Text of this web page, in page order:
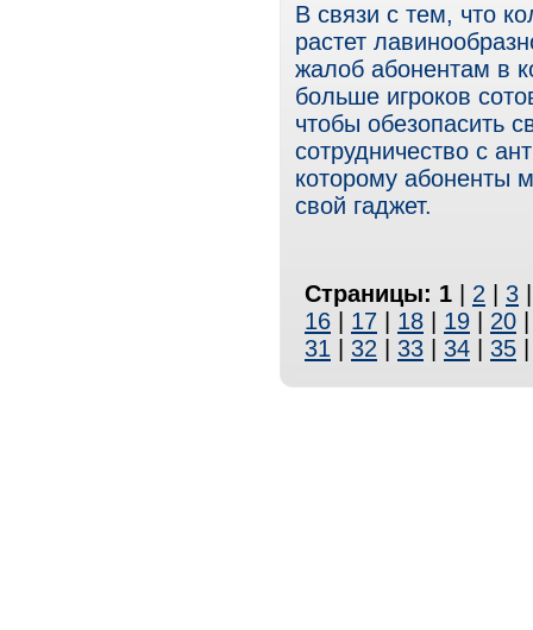
В связи с тем, что
растет
жалоб абонентам в
больше игроков
чтобы обезопасить
сотрудничество с
которому абоненты
свой гаджет.
Страницы: 1 2 3
16
17 18 19 20
31
32 33 34 35